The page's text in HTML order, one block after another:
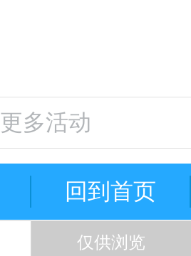
仅供浏览
更多活动
回到首页